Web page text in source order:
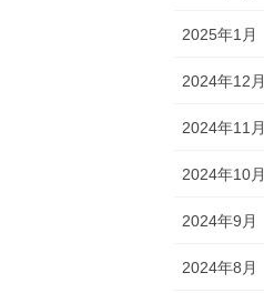
2025年1月
2024年12月
2024年11月
2024年10月
2024年9月
2024年8月